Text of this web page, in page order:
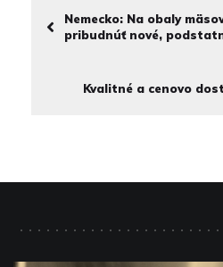
Nemecko: Na obaly
pribudnúť nové,
Kvalitné a cenovo